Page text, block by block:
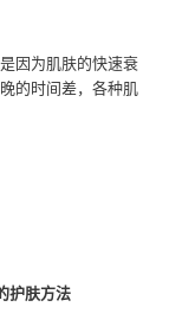
因为肌肤的快速衰
的时间差，各种肌
护肤方法